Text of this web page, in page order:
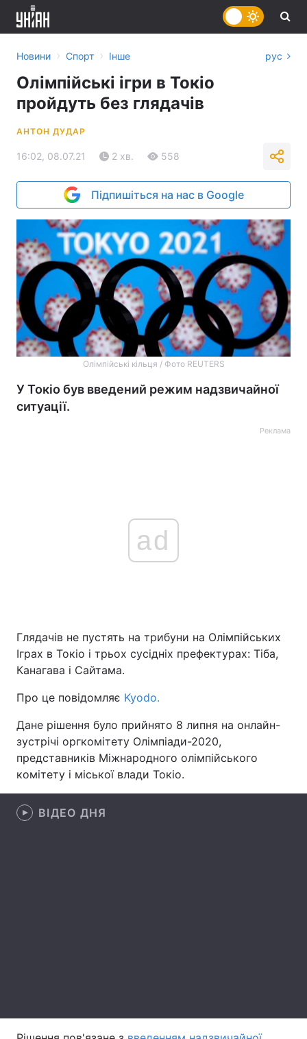
Головна
Україна
Економіка Світ
Спорт Наука
Техно і зв'язок Лайт
Зброя
Інтерв'ю Думки
Новини › Спорт › Інше рус
Олімпійські ігри в Токіо
пройдуть без глядачів
АНТОН ДУДАР
16:02, 08.07.21 2 хв. 558
Підпишіться на нас в Google
Олімпійські кільця / Фото REUTERS
У Токіо був введений режим надзвичайної
ситуації.
Реклама
ad
Глядачів не пустять на трибуни на Олімпійських
Іграх в Токіо і трьох сусідніх префектурах: Тіба,
Канагава і Сайтама.
Про це повідомляє Kyodo.
Дане рішення було прийнято 8 липня на онлайн-
зустрічі оргкомітету Олімпіади-2020,
представників Міжнародного олімпійського
комітету і міської влади Токіо.
ВІДЕО ДНЯ